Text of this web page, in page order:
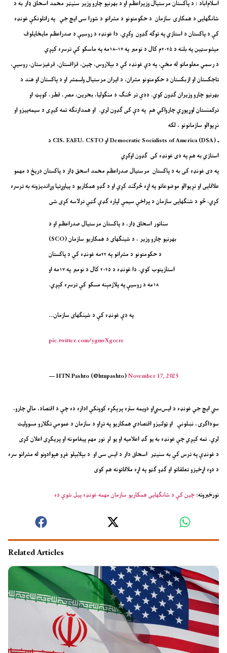
اسلام‌اباد : د پاکستان مرستیال وزیراعظم او د بهرنیو چارو وزیر سنیټر محمد اسحاق ډار به د
شانګهایی د همکارۍ سازمان د حکومتونو د مشرانو د شورا سی ایچ جي په راتلونکې غونډه
کې د پاکستان د استازي په توګه ګډون وکړي. دا غونډه د روسیې د صدراعظم مایخایلوف
میشوسټین په بلنه د ۲۰۲۵م کال د نومبر په ۱۷–۱۸مه په ماسکو کې ترسره کېږي
د رسمي معلوماتو له مخې، په دې غونډه کې د بېلاروس، چین، قزاقستان، قرغیزستان، روسیې،
تاجکستان او ازبکستان د حکومتونو مشران، د ایران مرستیال ولسمشر او د پاکستان او هند د
بهرنیو چارو وزیران ګډون کوي. ددې تر څنګ د منګولیا، بحرین، مصر، قطر، کوېټ او
ترکمنستان لوړپوړي چارواکي هم په دې کی ګډون لري. او همدارنګه تمه کیږی د سیمه‌ییزو او
نړیوالو سازمانونو ، لکه
د CIS، EAEU، CSTO او Democratic Socialists of America (DSA) ـ
استازي به هم په دی غونډه کی ګډون اوکړي
په دی غونډه کی به د پاکستان مرستیال صدراعظم محمد اسحق ډار د پاکستان دریځ د مهمو
علاقایی او نړیوالو موضوعاتو په اړه څرګند کړي او د ګډو همکاریو د پیاوړتیا وړاندیزونه به ترسره
کړي، څو د شنګهایی سازمان د پراخې سیمې لپاره ګډې ګټې ترلاسه کړی شی
سناتور اسحاق ډار، د پاکستان مرستیال صدراعظم او د
بهرنیو چارو وزیر ، د شینګهای د همکاریو سازمان (SCO)
د حکومتونو د مشرانو په ۲۲مه غونډه کې د پاکستان
استازیتوب کوي. دا غونډه د ۲۰۲۵ کال د نومبر په ۱۷مه او
۱۸مه د روسیې په پلازمېنه مسکو کې ترسره کېږي.
په دې غونډه کې د شینګهای سازمان…
pic.twitter.com/ygmvXgcere
— HTN Pashto (@htnpashto)November 17, 2025
سي ایچ جي غونډه د ایس‌سي‌او دویمه ستره پرېکړه کوونکې اداره ده چې د اقتصاد، مالي چارو،
سوداګرۍ، نښلونې او ټولنیزو اقتصادي همکاریو په تړاو د سازمان د عمومي تګلارو مسوولیت
لري. تمه کېږي چې غونډه به یو ګډ اعلامیه او یو لړ نور مهم پیغامونه او پریکړی اعلان کړی
د غونډې په ترس کې به سنیټر اسحاق دار د ایس سی او د بېلابېلو غړو هېوادونو له مشرانو سره
د دوه اړخیزو تعلقاتو او ګډو ګټو په اړه ملاقاتونه هم کوی
نورخبرونه:چین کې د شانګهایی همکاریو سازمان مهمه غونډه پیل شوې ده
Related Articles